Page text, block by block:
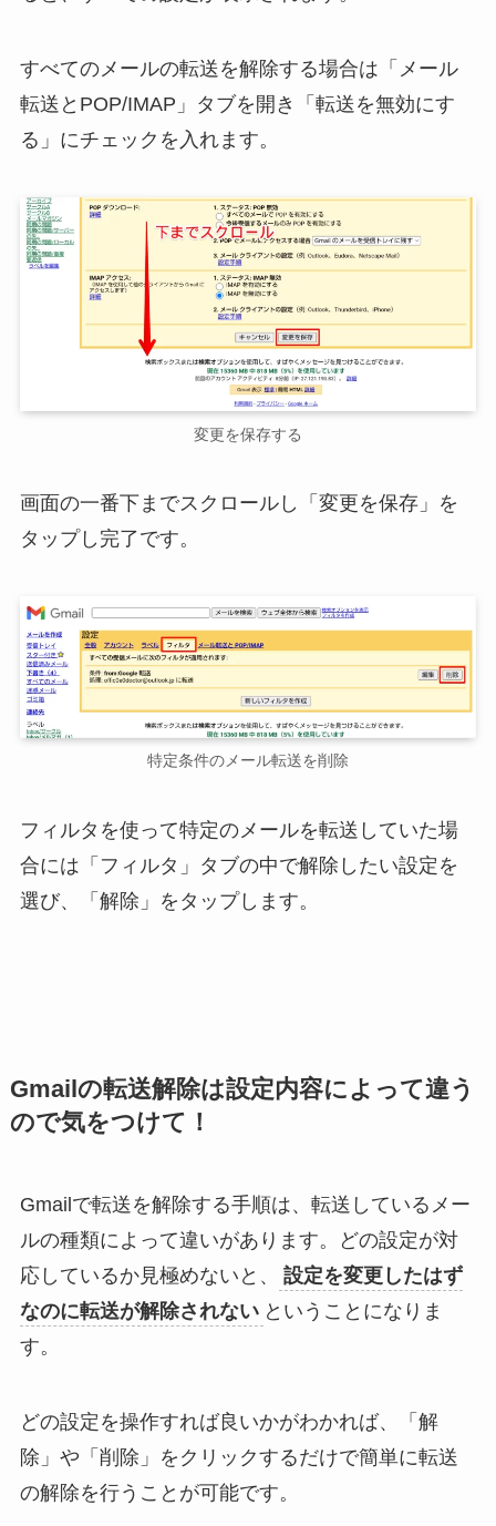
すべてのメールの転送を解除する場合は「メール
転送とPOP/IMAP」タブを開き「転送を無効にす
る」にチェックを入れます。
変更を保存する
画面の一番下までスクロールし「変更を保存」を
タップし完了です。
特定条件のメール転送を削除
フィルタを使って特定のメールを転送していた場
合には「フィルタ」タブの中で解除したい設定を
選び、「解除」をタップします。
Gmailの転送解除は設定内容によって違う
ので気をつけて！
Gmailで転送を解除する手順は、転送しているメー
ルの種類によって違いがあります。どの設定が対
応しているか見極めないと、
設定を変更したはず
なのに転送が解除されない ということになりま
す。
どの設定を操作すれば良いかがわかれば、「解
除」や「削除」をクリックするだけで簡単に転送
の解除を行うことが可能です。